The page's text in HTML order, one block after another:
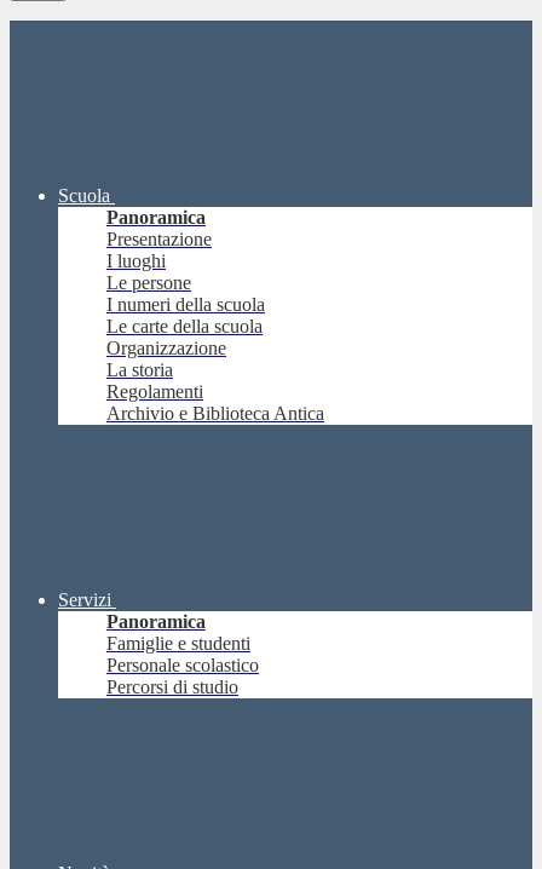
Scuola
Panoramica
Presentazione
I luoghi
Le persone
I numeri della scuola
Le carte della scuola
Organizzazione
La storia
Regolamenti
Archivio e Biblioteca Antica
Servizi
Panoramica
Famiglie e studenti
Personale scolastico
Percorsi di studio